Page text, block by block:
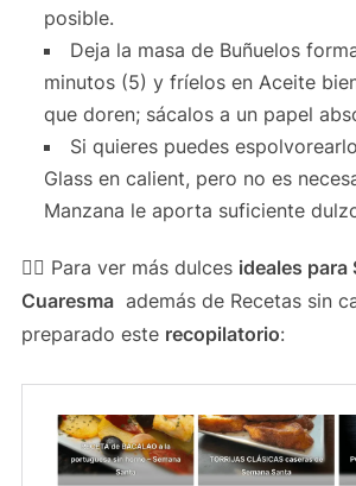
posible.
Deja la masa de Buñuelos
minutos (5) y fríelos en Aceite
que doren; sácalos a un papel
Si quieres puedes
Glass en calient, pero no es
Manzana le aporta suficiente
👉🏻 Para ver más dulces ideales para
Cuaresmaademás de Recetas sin
preparado este recopilatorio: